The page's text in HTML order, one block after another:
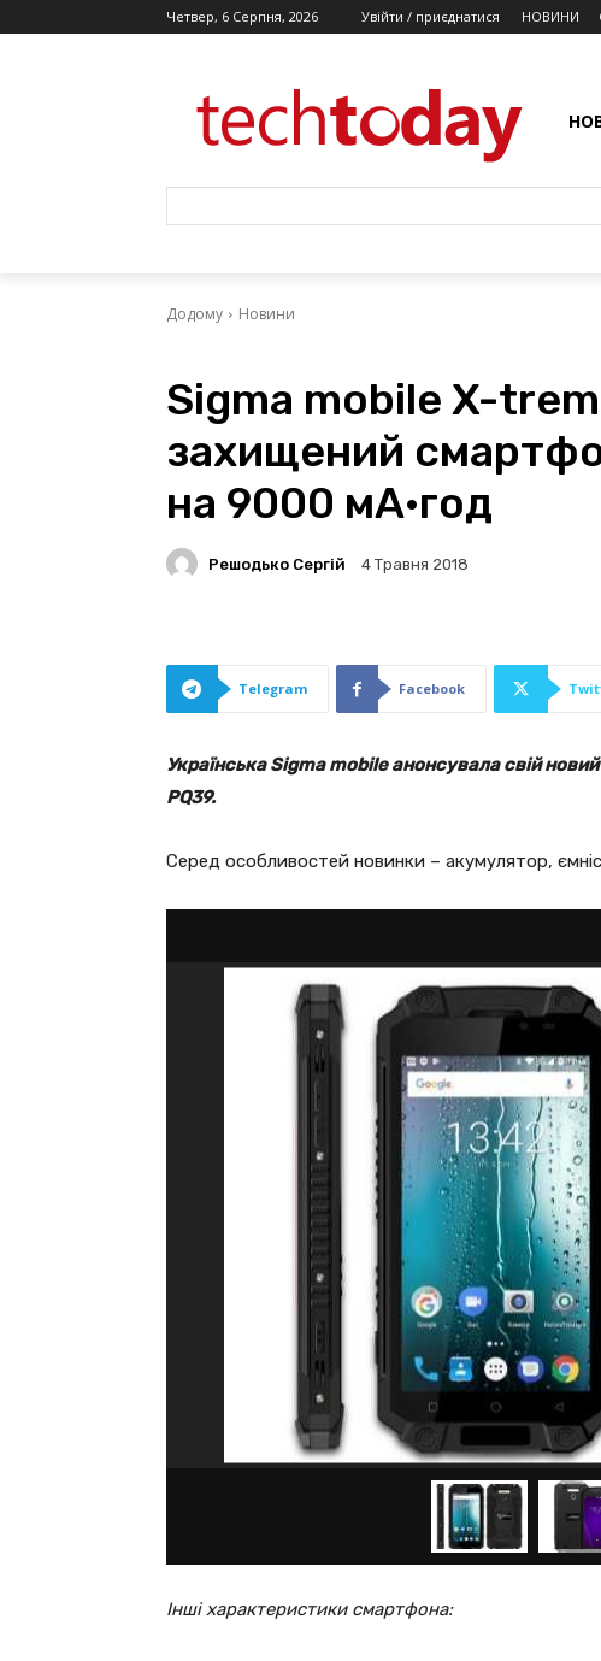
Четвер, 6 Серпня, 2026 Увійти / приєднатися НОВИНИ
Додому Новини
Sigma mobile X-
захищений
на 9000 мА·год
Решодько Сергій 4 Травня 2018
Telegram Facebook
Українська Sigma mobile анонсувала свій
PQ39.
Серед особливостей новинки – акумулятор,
Інші характеристики смартфона: